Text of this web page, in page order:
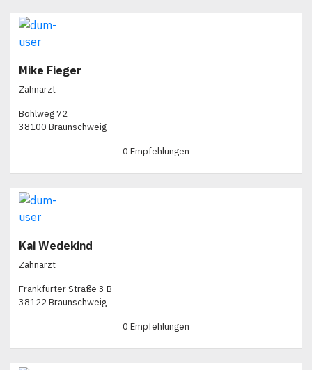
Mike Fieger
Zahnarzt
Bohlweg 72
38100 Braunschweig
0 Empfehlungen
Kai Wedekind
Zahnarzt
Frankfurter Straße 3 B
38122 Braunschweig
0 Empfehlungen